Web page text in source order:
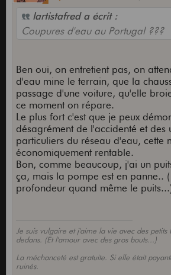
lartistafred a écrit :
Coupures d'eau au Portugal ???
Ben oui, on entretient pas, on
d'eau mine le terrain, que la
passage d'une voiture, qu'elle
ce moment on répare.
Le plus fort c'est que je peux
désagrément de l'accidenté et des
particuliers du réseau d'eau, cette
économiquement rentable.
Bon, comme beaucoup, j'ai un
ça, mais la pompe est en panne..
profondeur quand même le
Je suis vulgaire et j'aime la vie avec des petits
dedans. (Et l'amour avec des gros bouts...)
La méchanceté est gratuite. Si elle était
ruinés.